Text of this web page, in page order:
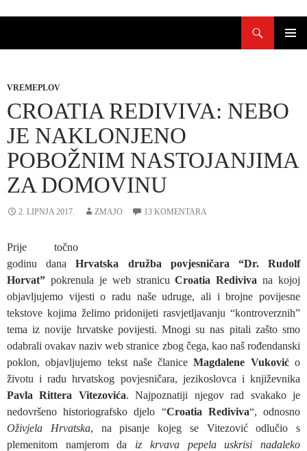
VREMEPLOV
CROATIA REDIVIVA: NEBO
JE NAKLONJENO
POBOŽNIM NASTOJANJIMA
ZA DOMOVINU
2. LIPNJA 2017. ZMAJO 13 KOMENTARA
Prije točno
godinu danaHrvatska družba povjesničara “Dr. Rudolf
Horvat” pokrenula je web stranicuCroatia Rediviva na kojoj
objavljujemo vijesti o radu naše udruge, ali i brojne povijesne
tekstove kojima želimo pridonijeti rasvjetljavanju “kontroverznih”
tema iz novije hrvatske povijesti. Mnogi su nas pitali zašto smo
odabrali ovakav naziv web stranice zbog čega, kao naš rođendanski
poklon, objavljujemo tekst naše članiceMagdalene Vukovićo
životu i radu hrvatskog povjesničara, jezikoslovca i književnika
Pavla Rittera Vitezovića. Najpoznatiji njegov rad svakako je
nedovršeno historiografsko djelo “Croatia Rediviva“, odnosno
Oživjela Hrvatska, na pisanje kojeg se Vitezović odlučio s
plemenitom namjerom da iz krvava pepela uskrisi nadaleko